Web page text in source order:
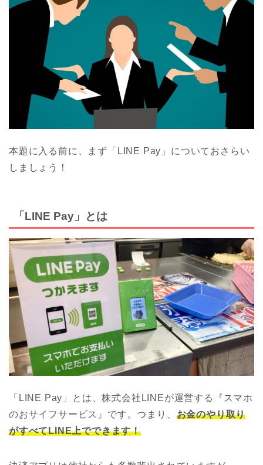
本題に入る前に、まず「LINE Pay」についておさらい
しましょう！
「LINE Pay」とは
「LINE Pay」とは、株式会社LINEが運営する『スマホ
のおサイフサービス』です。つまり、 お金のやり取り
がすべてLINE上でできます！